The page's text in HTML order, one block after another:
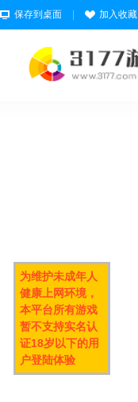
保存到桌面 加入收藏
为维护未成年人
健康上网环境，
本平台所有游戏
暂不支持实名认
证18岁以下的用
户登陆体验